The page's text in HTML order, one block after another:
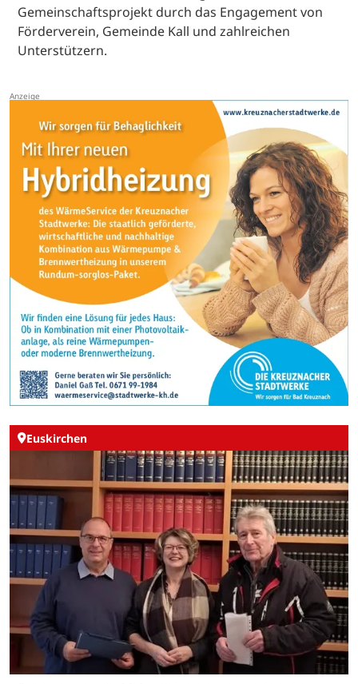
Gemeinschaftsprojekt durch das Engagement von
Förderverein, Gemeinde Kall und zahlreichen
Unterstützern.
Euskirchen